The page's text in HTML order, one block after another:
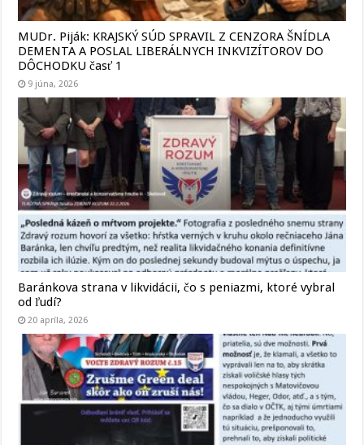
MUDr. Piják: KRAJSKÝ SÚD SPRAVIL Z CENZORA ŠNÍDLA
DEMENTA A POSLAL LIBERÁLNYCH INKVIZÍTOROV DO
DÔCHODKU časť 1
9 júna, 2026
Baránkova strana v likvidácii, čo s peniazmi, ktoré vybral
od ľudí?
20 apríla, 2026